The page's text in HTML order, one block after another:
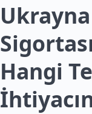
Hangi